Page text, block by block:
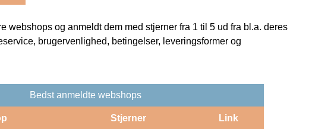
webshops og anmeldt dem med stjerner fra 1 til 5 ud fra bl.a. deres
brugervenlighed, betingelser, leveringsformer og
Bedst anmeldte webshops
Stjerner Link